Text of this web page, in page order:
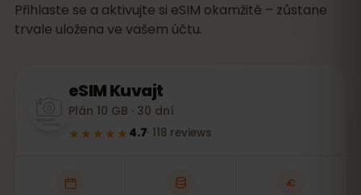
Přihlaste se a aktivujte si eSIM okamžitě – zůstane
trvale uložena ve vašem účtu.
eSIMKuvajt
Plán 10 GB · 30 dní
★★★★★ 4.7· 118 reviews